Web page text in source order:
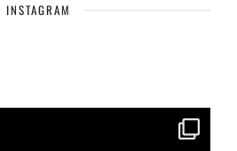
INSTAGRAM